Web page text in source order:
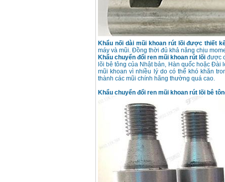
Khẩu nối dài mũi khoan rút lõi được thiết
máy và mũi. Đồng thời đủ khả năng chịu
Khẩu chuyển đổi ren mũi khoan rút lõi được
lõi bê tông của Nhật bản, Hàn quốc hoặc Đài
mũi khoan vì nhiều lý do có thể khó khăn
thành các mũi chính hãng thường quá cao.
Khẩu chuyển đổi ren mũi khoan rút lõi bê